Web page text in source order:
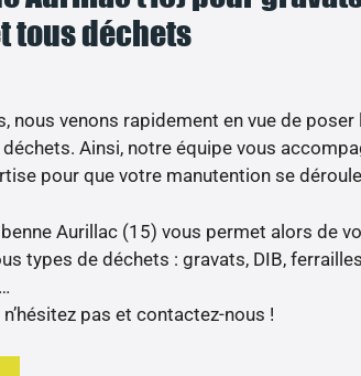
tous déchets
nous venons rapidement en vue de poser
Ainsi, notre équipe vous
pour que votre manutention se
Aurillac (15) vous permet alors de
types de déchets : gravats, DIB,
pas et contactez-nous !